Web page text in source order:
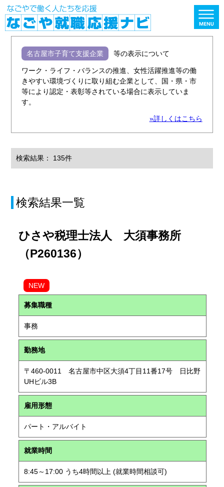
名古屋市子育て支援企業 等の表示について
ワーク・ライフ・バランスの推進、女性活躍推進等の働
きやすい環境づくりに取り組む企業として、国・県・市
等により認定・表彰等されている場合に表示していま
す。
»詳しくはこちら
検索結果： 135件
検索結果一覧
ひさや税理士法人 大須事務所
（P260136）
NEW
募集職種
事務
勤務地
〒460-0011 名古屋市中区大須4丁目11番17号 日比野
UHビル3B
雇用形態
パート・アルバイト
就業時間
8:45～17:00 うち4時間以上 (就業時間相談可)